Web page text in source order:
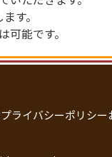
す。
可能です。
プライバシーポリシー